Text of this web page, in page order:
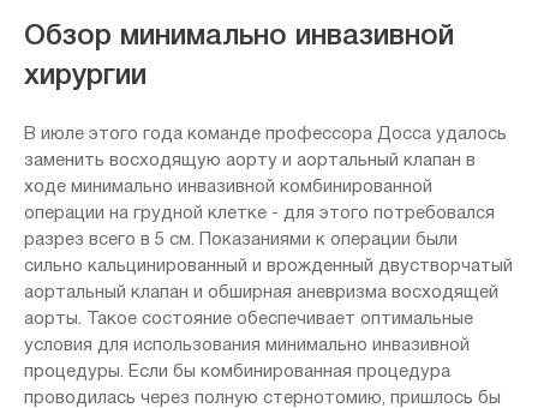
Обзор минимально инвазивной
хирургии
В июле этого года команде профессора Досса удалось
заменить восходящую аорту и аортальный клапан в
ходе минимально инвазивной комбинированной
операции на грудной клетке - для этого потребовался
разрез всего в 5 см. Показаниями к операции были
сильно кальцинированный и врожденный двустворчатый
аортальный клапан и обширная аневризма восходящей
аорты. Такое состояние обеспечивает оптимальные
условия для использования минимально инвазивной
процедуры. Если бы комбинированная процедура
проводилась через полную стернотомию, пришлось бы